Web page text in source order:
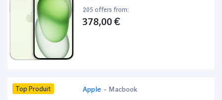
205 offers from:
378,00 €
Top Produit Apple - Macbook